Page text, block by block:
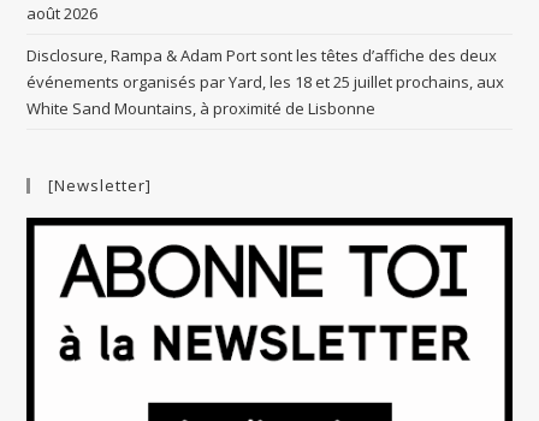
août 2026
Disclosure, Rampa & Adam Port sont les têtes d’affiche des deux
événements organisés par Yard, les 18 et 25 juillet prochains, aux
White Sand Mountains, à proximité de Lisbonne
[Newsletter]